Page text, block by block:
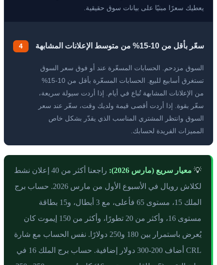
يعطيك سعرًا مبنيًا على بيانات سوق حقيقية.
سعّر بأقل من 10-15% من متوسط الإعلانات المشابهة
السوق مزدحم. الحسابات المسعّرة عند أو فوق سعر السوق
تستغرق أسابيع للبيع. الحسابات المسعّرة بأقل من 10-15%
من الإعلانات المشابهة تُباع في أيام. إذا أردت سيولة سريعة،
سعّر بقوة. إذا أردت أقصى قيمة ولديك وقت، سعّر عند سعر
السوق وانتظر المشتري المناسب الذي يقدّر بشكل خاص
المميزات الفريدة لحسابك.
4
💡 معيار سريع (مارس 2026):
راجعنا أكثر من 40 إعلان نشط
لكلاش رويال في الأسبوع الأول من مارس 2026. حساب برج
الملك 15، مستوى 65 فأعلى، مع 3 أبطال، و15 بطاقة
مستوى 16، وأكثر من 20 تطورًا، وأكثر من 150 إيموت كان
يُعرض باستمرار بين 180 و250 دولارًا. نفس الحساب مع شارة
CRL أضاف 200-300 دولار إضافية. حساب برج الملك 16 في